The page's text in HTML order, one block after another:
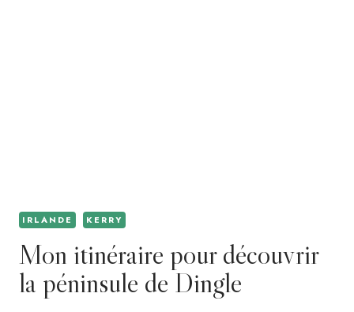
IRLANDE KERRY
Mon itinéraire pour découvrir
la péninsule de Dingle